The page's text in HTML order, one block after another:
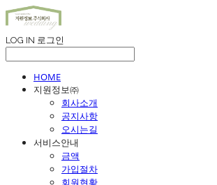
LOG IN 로그인
HOME
지원정보㈜
회사소개
공지사항
오시는길
서비스안내
금액
가입절차
회원현황